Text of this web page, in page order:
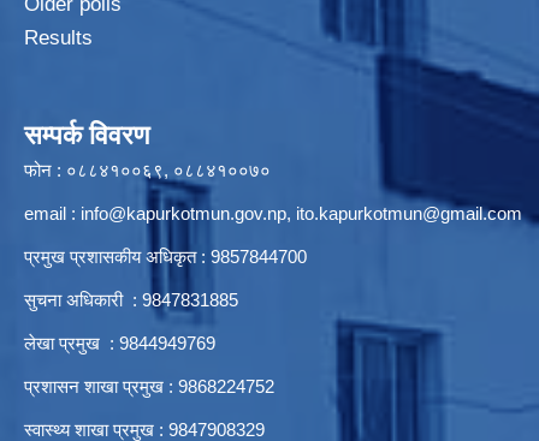
Results
सम्पर्क विवरण
फोन : ०८८४१००६९, ०८८४१००७०
email : info@kapurkotmun.gov.np, ito.kapurkotmun@gmail.com
प्रमुख प्रशासकीय अधिकृत : 9857844700
सुचना अधिकारी : 9847831885
लेखा प्रमुख : 9844949769
प्रशासन शाखा प्रमुख : 9868224752
स्वास्थ्य शाखा प्रमुख : 9847908329